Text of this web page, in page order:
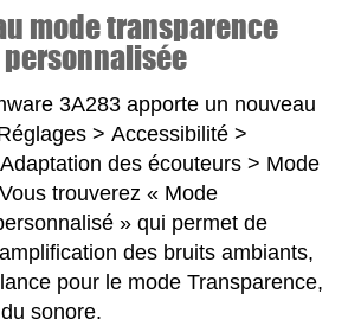
mode transparence
personnalisée
3A283 apporte un nouveau
> Accessibilité >
des écouteurs > Mode
trouverez « Mode
» qui permet de
des bruits ambiants,
pour le mode Transparence,
sonore.